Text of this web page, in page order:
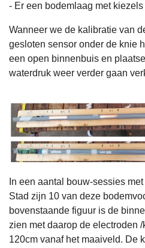
- Er een bodemlaag met kiezels
Wanneer we de kalibratie van
gesloten sensor onder de knie
een open binnenbuis en
waterdruk weer verder gaan
In een aantal bouw-sessies
Stad zijn 10 van deze
bovenstaande figuur is de
zien met daarop de electroden
120cm vanaf het maaiveld. De